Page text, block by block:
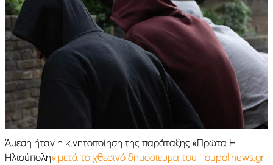
Άμεση ήταν η κινητοποίηση της παράταξης «Πρώτα Η
Ηλιούπολη» μετά το χθεσινό δημοσίευμα του ilioupolinews.gr